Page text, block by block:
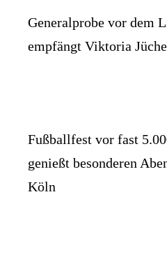
Generalprobe vor dem
empfängt Viktoria
Fußballfest vor fast
genießt besonderen
Köln